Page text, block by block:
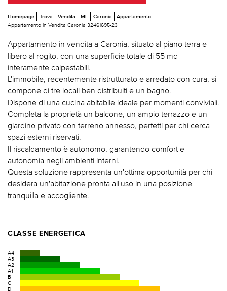
Homepage Trova Vendita ME Caronia
Appartamento
Appartamento In Vendita Caronia 32461695-23
Appartamento in vendita a Caronia, situato al piano terra e
libero al rogito, con una superficie totale di 55 mq
interamente calpestabili.
L'immobile, recentemente ristrutturato e arredato con cura, si
compone di tre locali ben distribuiti e un bagno.
Dispone di una cucina abitabile ideale per momenti conviviali.
Completa la proprietà un balcone, un ampio terrazzo e un
giardino privato con terreno annesso, perfetti per chi cerca
spazi esterni riservati.
Il riscaldamento è autonomo, garantendo comfort e
autonomia negli ambienti interni.
Questa soluzione rappresenta un'ottima opportunità per chi
desidera un'abitazione pronta all'uso in una posizione
tranquilla e accogliente.
CLASSE ENERGETICA
A4
A3
A2
A1
B
C
D